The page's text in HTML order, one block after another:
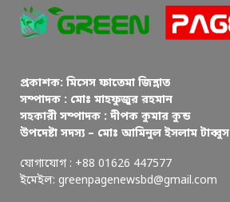
প্রকাশক: মিসেস ফাতেমা জিন্নাত
সম্পাদক : মোঃ মাহফুজুর রহমান
সহকারী সম্পাদক : দীপক কুমার কুন্ড
উপদেষ্টা সদস্য – মোঃ আমিনুল ইসলাম টাব্বুস
যোগাযোগ : +88 01626 447577
ইমেইল: greenpagenewsbd@gmail.com